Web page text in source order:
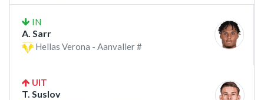
IN
A. Sarr
Hellas Verona - Aanvaller #
UIT
T. Suslov